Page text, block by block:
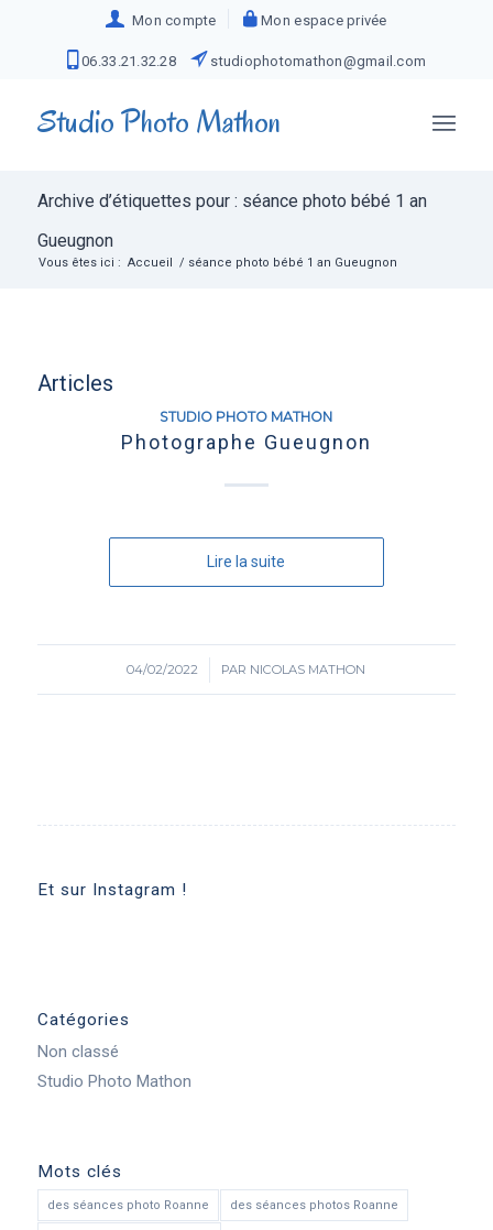
Mon compte Mon espace privée
06.33.21.32.28 studiophotomathon@gmail.com
Studio Photo Mathon
Archive d’étiquettes pour : séance photo bébé 1 an
Gueugnon
Vous êtes ici : Accueil / séance photo bébé 1 an Gueugnon
Articles
STUDIO PHOTO MATHON
Photographe Gueugnon
Lire la suite
04/02/2022
/ PAR NICOLAS MATHON
Et sur Instagram !
Catégories
Non classé
Studio Photo Mathon
Mots clés
des séances photo Roanne des séances photos Roanne